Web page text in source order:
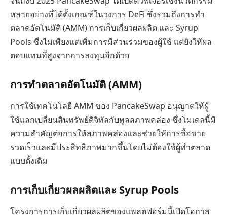
หลายอย่างที่ได้ตั้งเกณฑ์ในวงการ DeFi ซึ่งรวมถึงการทำ
ตลาดอัตโนมัติ (AMM) การเก็บเกี่ยวผลผลิต และ Syrup
Pools ซึ่งไม่เพียงแต่เพิ่มการมีส่วนร่วมของผู้ใช้ แต่ยังให้ผล
ตอบแทนที่สูงจากการลงทุนอีกด้วย
การทำตลาดอัตโนมัติ (AMM)
การใช้เทคโนโลยี AMM ของ PancakeSwap อนุญาตให้ผู้
ใช้แลกเปลี่ยนสินทรัพย์ดิจิทัลกับพูลสภาพคล่อง ซึ่งโมเดลนี้มี
ความสำคัญต่อการให้สภาพคล่องและช่วยให้การซื้อขาย
รวดเร็วและมีประสิทธิภาพมากขึ้นโดยไม่ต้องใช้ผู้ทำตลาด
แบบดั้งเดิม
การเก็บเกี่ยวผลผลิตและ Syrup Pools
โครงการการเก็บเกี่ยวผลผลิตของแพลตฟอร์มนี้เปิดโอกาส